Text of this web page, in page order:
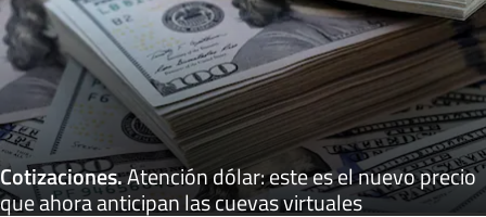
Cotizaciones.Atención dólar: este es el nuevo precio
que ahora anticipan las cuevas virtuales